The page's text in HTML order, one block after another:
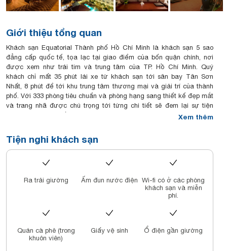
Giới thiệu tổng quan
Khách sạn Equatorial Thành phố Hồ Chí Minh là khách sạn 5 sao
đẳng cấp quốc tế, tọa lạc tại giao điểm của bốn quận chính, nơi
được xem như trái tim và trung tâm của TP. Hồ Chí Minh. Quý
khách chỉ mất 35 phút lái xe từ khách sạn tới sân bay Tân Sơn
Nhất, 8 phút để tới khu trung tâm thương mại và giải trí của thành
phố. Với 333 phòng tiêu chuẩn và phòng hạng sang thiết kế đẹp mắt
và trang nhã được chú trọng tới từng chi tiết sẽ đem lại sự tiện
nghi và thoải mái tối đa cho quý khách dù là thời gian nghỉ ngơi thư
hút thuốc riêng biệt với 6 địa điểm phục vụ nhu cầu ẩm thực của
quý khách, đặc biệt là Nhà hàng Hải sản Orientica & Bar và Quán
Café Chit Chat. Cơ sở vật chất hiện đại của phòng họp và phòng
hội nghị có sức chứa lên tới 1250 người. Ngoài ra, khách sạn còn có
(quầy bar nổi trên mặt nước), các dịch vụ thể hình, spa và massage.
Xem thêm
Tiện nghi khách sạn
Ra trải giường Ấm đun nước điện
Wi-fi có ở các phòng
khách sạn và miễn
phí.
Quán cà phê (trong
khuôn viên)
Giấy vệ sinh Ổ điện gần giường